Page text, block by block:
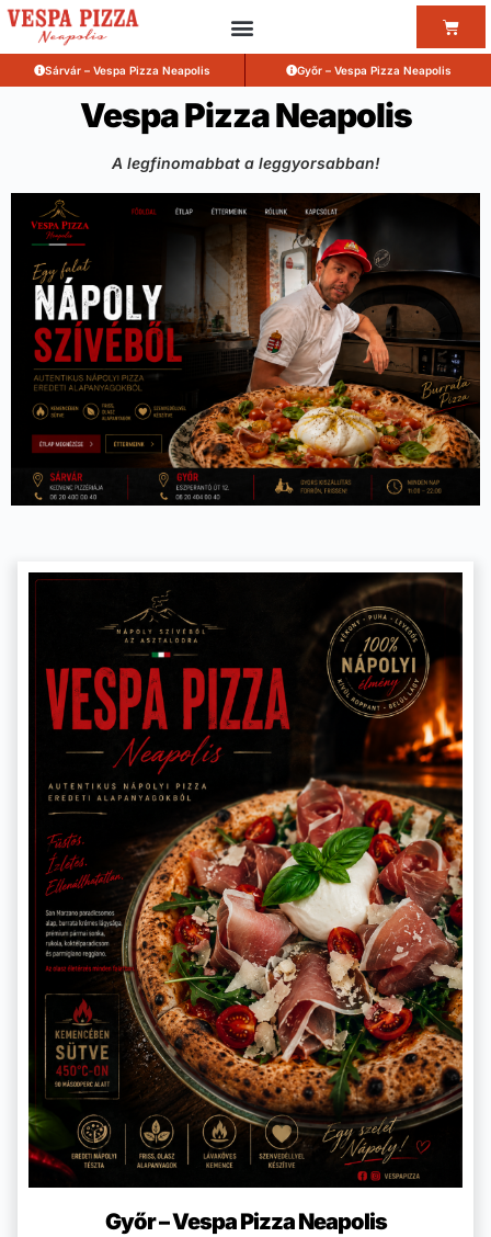
Sárvár – Vespa Pizza Neapolis Győr – Vespa Pizza Neapolis
Vespa Pizza Neapolis
A legfinomabbat a leggyorsabban!
Győr – Vespa Pizza Neapolis